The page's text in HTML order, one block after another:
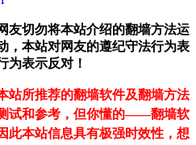
友切勿将本站介绍的翻墙方法运
，本站对网友的遵纪守法行为表
为表示反对！
站所推荐的翻墙软件及翻墙方法
试和参考，但你懂的——翻墙软
此本站信息具有极强时效性，想